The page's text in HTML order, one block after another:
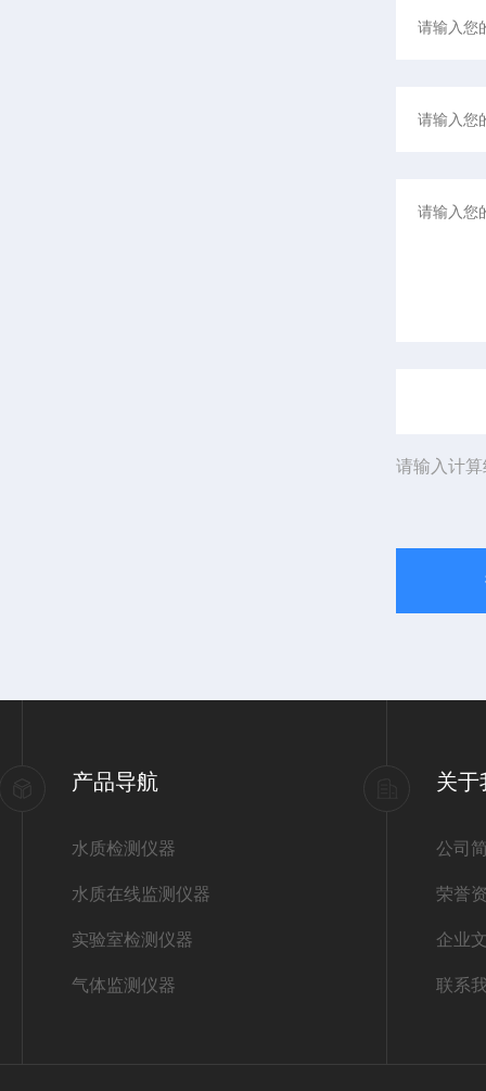
请输入计
产品导航
水质检测仪器
水质在线监测仪器
实验室检测仪器
气体监测仪器
关于
公司
荣誉
企业
联系